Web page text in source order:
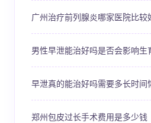
广州治疗前列腺炎哪家医院比较
男性早泄能治好吗是否会影响生
早泄真的能治好吗需要多长时间
郑州包皮过长手术费用是多少钱